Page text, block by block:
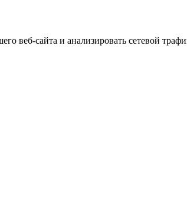
веб-сайта и анализировать сетевой